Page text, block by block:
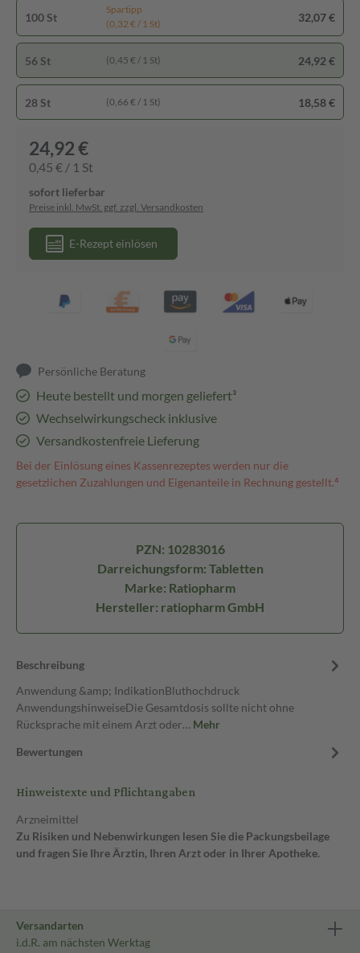
100 St
Spartipp
(0,32 € / 1 St)
32,07 €
56 St (0,45 € / 1 St) 24,92 €
28 St (0,66 € / 1 St) 18,58 €
24,92 €
0,45 € / 1 St
sofort lieferbar
Preise inkl. MwSt. ggf. zzgl. Versandkosten
E-Rezept einlösen
Persönliche Beratung
Heute bestellt und morgen geliefert³
Wechselwirkungscheck inklusive
Versandkostenfreie Lieferung
Bei der Einlösung eines Kassenrezeptes werden nur die
gesetzlichen Zuzahlungen und Eigenanteile in Rechnung gestellt.⁴
PZN: 10283016
Darreichungsform: Tabletten
Marke: Ratiopharm
Hersteller: ratiopharm GmbH
Beschreibung
Anwendung &amp; IndikationBluthochdruck
AnwendungshinweiseDie Gesamtdosis sollte nicht ohne
Rücksprache mit einem Arzt oder… Mehr
Bewertungen
Hinweistexte und Pflichtangaben
Arzneimittel
Zu Risiken und Nebenwirkungen lesen Sie die Packungsbeilage
und fragen Sie Ihre Ärztin, Ihren Arzt oder in Ihrer Apotheke.
Versandarten
i.d.R. am nächsten Werktag